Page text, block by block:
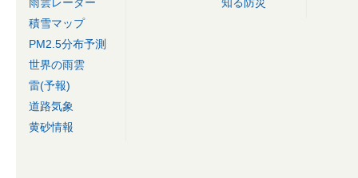
積雪マップ
PM2.5分布予測
世界の雨雲
雷(予報)
道路気象
黄砂情報